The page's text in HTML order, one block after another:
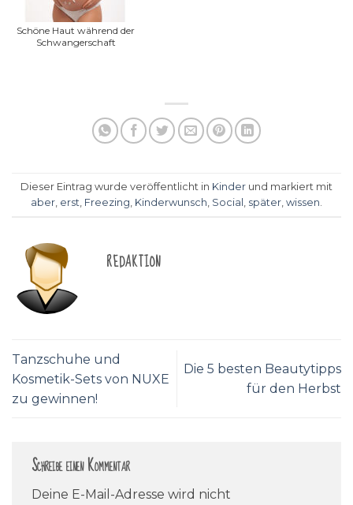
Schöne Haut während der
Schwangerschaft
Dieser Eintrag wurde veröffentlicht in Kinder und markiert mit
aber erst Freezing Kinderwunsch Social später wissen
REDAKTION
Tanzschuhe und
Kosmetik-Sets von NUXE
zu gewinnen!
Die 5 besten Beautytipps
für den Herbst
Schreibe einen Kommentar
Deine E-Mail-Adresse wird nicht